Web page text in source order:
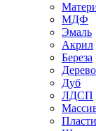
МДФ
Эмаль
Акрил
Береза
Дерево
Дуб
ЛДСП